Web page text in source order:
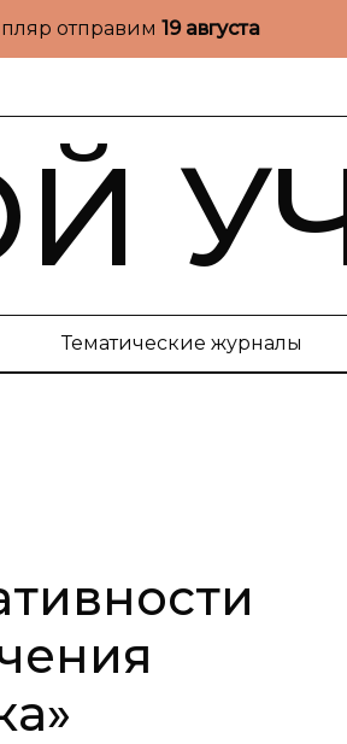
отправим 19 августа
Тематические журналы